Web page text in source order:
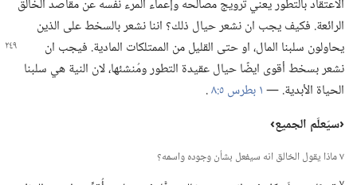
الاعتقاد بالتطور يعني ترويج مصالحه وإعماء المرء نفسه عن مقاصد الخالق
الرائعة.‏ فكيف يجب ان نشعر حيال ذلك؟‏ اننا نشعر بالسخط على الذين
يحاولون سلبنا المال،‏ او حتى القليل من الممتلكات المادية.‏ فيجب ان
نشعر بسخط أقوى ايضًا حيال عقيدة التطور ومُنشئها،‏ لان النية هي سلبنا
الحياة الأبدية.‏ —‏١ بطرس ٥:‏٨
.‏
‏‹سيَعلَم الجميع›‏
٧ ماذا يقول الخالق انه سيفعل بشأن وجوده واسمه؟‏